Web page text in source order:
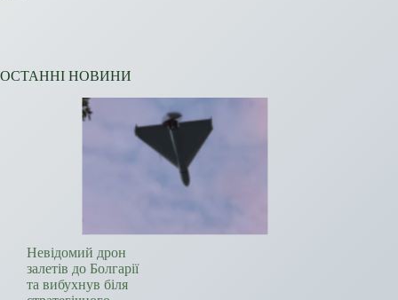
ОСТАННІ НОВИНИ
Невідомий дрон
залетів до Болгарії
та вибухнув біля